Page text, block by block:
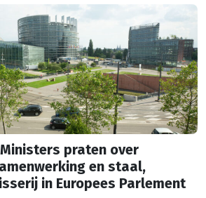
praten over
en staal,
in Europees Parlement